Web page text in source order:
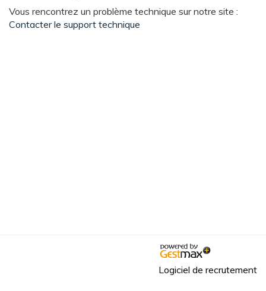
Vous rencontrez un problème technique sur notre site :
Contacter le support technique
Logiciel de recrutement